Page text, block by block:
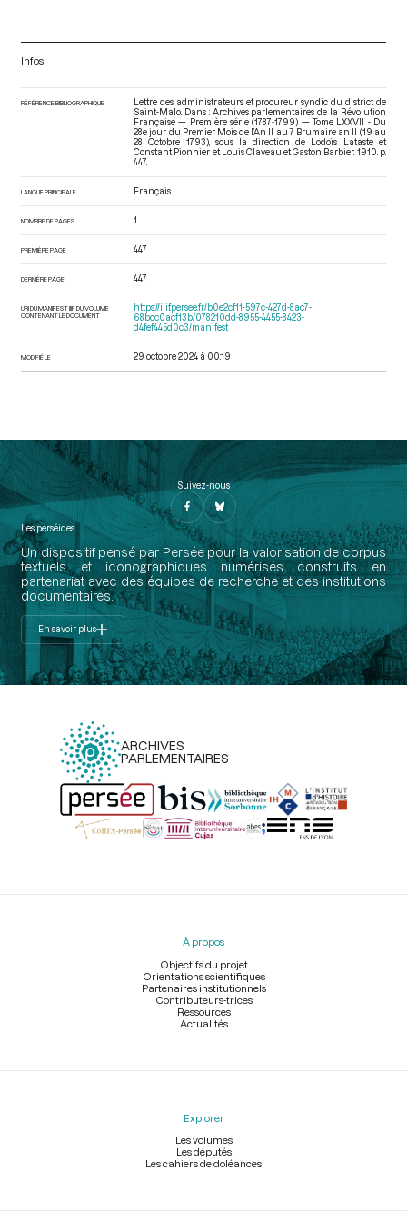
Infos
RÉFÉRENCE BIBLIOGRAPHIQUE
Lettre des administrateurs et procureur syndic du district de
Saint-Malo. Dans : Archives parlementaires de la Révolution
Française — Première série (1787-1799) — Tome LXXVII - Du
28e jour du Premier Mois de l’An II au 7 Brumaire an II (19 au
28 Octobre 1793), sous la direction de Lodoïs Lataste et
Constant Pionnier et Louis Claveau et Gaston Barbier. 1910. p.
447.
LANGUE PRINCIPALE Français
NOMBRE DE PAGES 1
PREMIÈRE PAGE 447
DERNIÈRE PAGE 447
URI DU MANIFEST IIIF DU VOLUME
CONTENANT LE DOCUMENT
https://iiif.persee.fr/b0e2cf11-597c-427d-8ac7-
68bcc0acf13b/078210dd-8955-4455-8423-
d4fef445d0c3/manifest
MODIFIÉ LE 29 octobre 2024 à 00:19
Suivez-nous
Les perséides
Un dispositif pensé par Persée pour la valorisation de corpus
textuels et iconographiques numérisés construits en
partenariat avec des équipes de recherche et des institutions
documentaires.
En savoir plus
ARCHIVES
PARLEMENTAIRES
Menu
À propos
Objectifs du projet
Orientations scientifiques
Partenaires institutionnels
Contributeurs-trices
Ressources
Actualités
Explorer
Les volumes
Les députés
Les cahiers de doléances